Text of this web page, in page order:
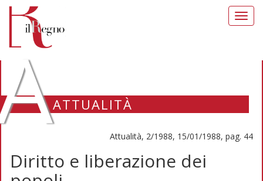
ATTUALITÀ
Attualità, 2/1988, 15/01/1988, pag. 44
Diritto e liberazione dei